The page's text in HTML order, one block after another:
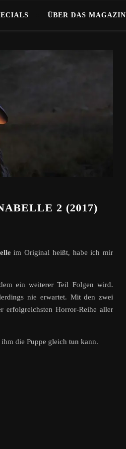
ÜBER DAS MAGAZIN
2 (2017)
im Original heißt, habe ich mir
ein weiterer Teil Folgen wird.
nie erwartet. Mit den zwei
erfolgreichsten Horror-Reihe aller
die Puppe gleich tun kann.